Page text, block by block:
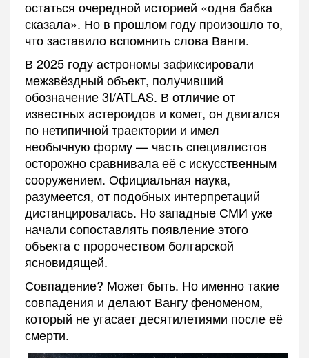
остаться очередной историей «одна бабка
сказала». Но в прошлом году произошло то,
что заставило вспомнить слова Ванги.
В 2025 году астрономы зафиксировали
межзвёздный объект, получивший
обозначение 3I/ATLAS. В отличие от
известных астероидов и комет, он двигался
по нетипичной траектории и имел
необычную форму — часть специалистов
осторожно сравнивала её с искусственным
сооружением. Официальная наука,
разумеется, от подобных интерпретаций
дистанцировалась. Но западные СМИ уже
начали сопоставлять появление этого
объекта с пророчеством болгарской
ясновидящей.
Совпадение? Может быть. Но именно такие
совпадения и делают Вангу феноменом,
который не угасает десятилетиями после её
смерти.